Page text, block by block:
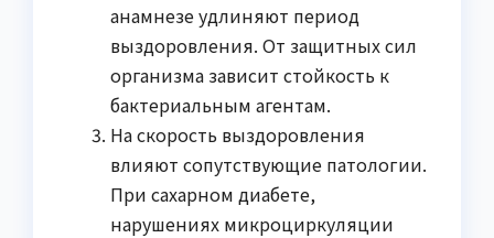
анамнезе удлиняют период
выздоровления. От защитных сил
организма зависит стойкость к
бактериальным агентам.
На скорость выздоровления
влияют сопутствующие патологии.
При сахарном диабете,
нарушениях микроциркуляции